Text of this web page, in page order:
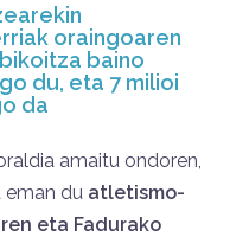
oraingoaren
baino
du, eta 7 milioi
da
amaitu ondoren,
eman du atletismo-
eta Fadurako